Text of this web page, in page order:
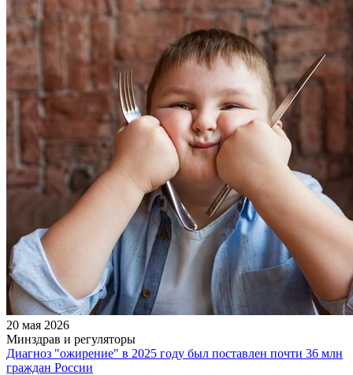
20 мая 2026
Минздрав и регуляторы
Диагноз "ожирение" в 2025 году был поставлен почти 36 млн
граждан России